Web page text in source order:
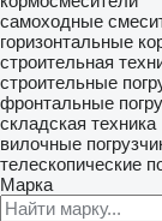
самоходные
горизонтальные
строительная
строительные
фронтальные
складская техника
вилочные
телескопические
Марка